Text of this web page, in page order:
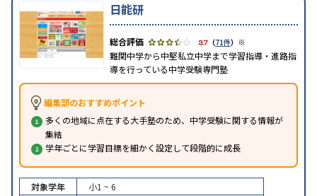
日能研
3.7 （71件） ※
難関中学から中堅私立中学まで学習指導・進路指
導を行っている中学受験専門塾
編集部のおすすめポイント
多くの地域に点在する大手塾のため、中学受験に関する情報が
集結
学年ごとに学習目標を細かく設定して段階的に成長
対象学年
小1 ~ 6